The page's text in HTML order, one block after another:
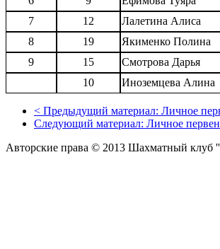
7
12 Лалетина Алиса
8
19 Якименко Полина
9
15 Смотрова Дарья
10
Иноземцева Алина
< Предыдущий материал: Личное
Следующий материал: Личное
Авторские права © 2013 Шахматный клуб